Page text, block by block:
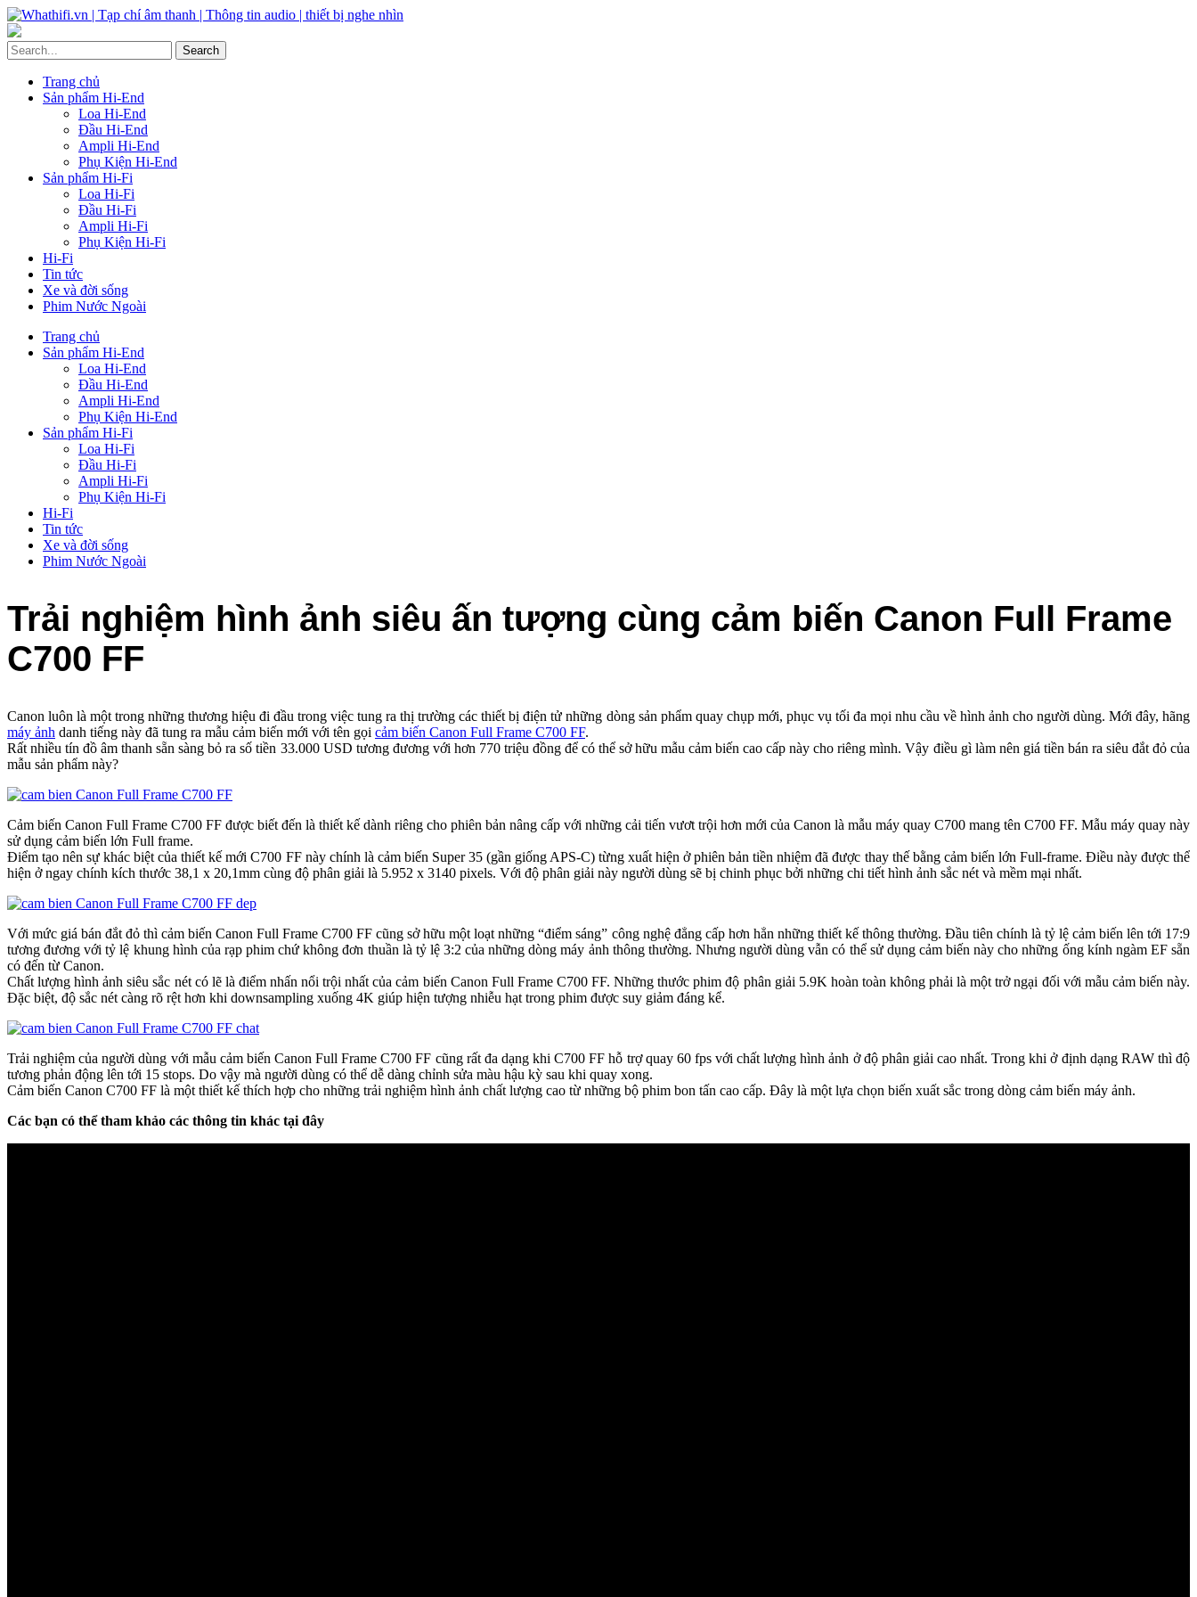
Trang chủ
Sản phẩm Hi-End
Loa Hi-End
Đầu Hi-End
Ampli Hi-End
Phụ Kiện Hi-End
Sản phẩm Hi-Fi
Loa Hi-Fi
Đầu Hi-Fi
Ampli Hi-Fi
Phụ Kiện Hi-Fi
Hi-Fi
Tin tức
Xe và đời sống
Phim Nước Ngoài
Trang chủ
Sản phẩm Hi-End
Loa Hi-End
Đầu Hi-End
Ampli Hi-End
Phụ Kiện Hi-End
Sản phẩm Hi-Fi
Loa Hi-Fi
Đầu Hi-Fi
Ampli Hi-Fi
Phụ Kiện Hi-Fi
Hi-Fi
Tin tức
Xe và đời sống
Phim Nước Ngoài
Trải nghiệm hình ảnh siêu ấn tượng cùng cảm biến Canon Full Frame
C700 FF
Canon luôn là một trong những thương hiệu đi đầu trong việc tung ra thị trường các thiết bị điện tử những dòng sản phẩm quay chụp mới, phục vụ tối đa mọi nhu cầu về hình ảnh cho người dùng. Mới đây, hãng
máy ảnh danh tiếng này đã tung ra mẫu cảm biến mới với tên gọi cảm biến Canon Full Frame C700 FF.
Rất nhiều tín đồ âm thanh sẵn sàng bỏ ra số tiền 33.000 USD tương đương với hơn 770 triệu đồng để có thể sở hữu mẫu cảm biến cao cấp này cho riêng mình. Vậy điều gì làm nên giá tiền bán ra siêu đắt đỏ của
mẫu sản phẩm này?
Cảm biến Canon Full Frame C700 FF được biết đến là thiết kế dành riêng cho phiên bản nâng cấp với những cải tiến vươt trội hơn mới của Canon là mẫu máy quay C700 mang tên C700 FF. Mẫu máy quay này
sử dụng cảm biến lớn Full frame.
Điểm tạo nên sự khác biệt của thiết kế mới C700 FF này chính là cảm biến Super 35 (gần giống APS-C) từng xuất hiện ở phiên bản tiền nhiệm đã được thay thế bằng cảm biến lớn Full-frame. Điều này được thể
hiện ở ngay chính kích thước 38,1 x 20,1mm cùng độ phân giải là 5.952 x 3140 pixels. Với độ phân giải này người dùng sẽ bị chinh phục bởi những chi tiết hình ảnh sắc nét và mềm mại nhất.
Với mức giá bán đắt đỏ thì cảm biến Canon Full Frame C700 FF cũng sở hữu một loạt những “điểm sáng” công nghệ đẳng cấp hơn hẳn những thiết kế thông thường. Đầu tiên chính là tỷ lệ cảm biến lên tới 17:9
tương đương với tỷ lệ khung hình của rạp phim chứ không đơn thuần là tỷ lệ 3:2 của những dòng máy ảnh thông thường. Nhưng người dùng vẫn có thể sử dụng cảm biến này cho những ống kính ngàm EF sẵn
có đến từ Canon.
Chất lượng hình ảnh siêu sắc nét có lẽ là điểm nhấn nổi trội nhất của cảm biến Canon Full Frame C700 FF. Những thước phim độ phân giải 5.9K hoàn toàn không phải là một trở ngại đối với mẫu cảm biến này.
Đặc biệt, độ sắc nét càng rõ rệt hơn khi downsampling xuống 4K giúp hiện tượng nhiễu hạt trong phim được suy giảm đáng kể.
Trải nghiệm của người dùng với mẫu cảm biến Canon Full Frame C700 FF cũng rất đa dạng khi C700 FF hỗ trợ quay 60 fps với chất lượng hình ảnh ở độ phân giải cao nhất. Trong khi ở định dạng RAW thì độ
tương phản động lên tới 15 stops. Do vậy mà người dùng có thể dễ dàng chỉnh sửa màu hậu kỳ sau khi quay xong.
Cảm biến Canon C700 FF là một thiết kế thích hợp cho những trải nghiệm hình ảnh chất lượng cao từ những bộ phim bon tấn cao cấp. Đây là một lựa chọn biến xuất sắc trong dòng cảm biến máy ảnh.
Các bạn có thể tham khảo các thông tin khác tại đây